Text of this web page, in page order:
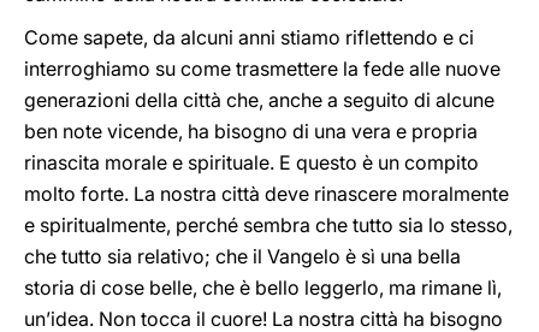
Come sapete, da alcuni anni stiamo riflettendo e ci
interroghiamo su come trasmettere la fede alle nuove
generazioni della città che, anche a seguito di alcune
ben note vicende, ha bisogno di una vera e propria
rinascita morale e spirituale. E questo è un compito
molto forte. La nostra città deve rinascere moralmente
e spiritualmente, perché sembra che tutto sia lo stesso,
che tutto sia relativo; che il Vangelo è sì una bella
storia di cose belle, che è bello leggerlo, ma rimane lì,
un’idea. Non tocca il cuore! La nostra città ha bisogno